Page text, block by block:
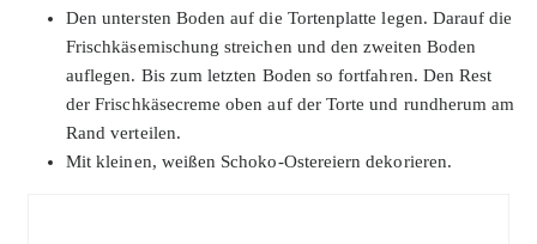
Den untersten Boden auf die Tortenplatte legen. Darauf die
Frischkäsemischung streichen und den zweiten Boden
auflegen. Bis zum letzten Boden so fortfahren. Den Rest
der Frischkäsecreme oben auf der Torte und rundherum am
Rand verteilen.
Mit kleinen, weißen Schoko-Ostereiern dekorieren.